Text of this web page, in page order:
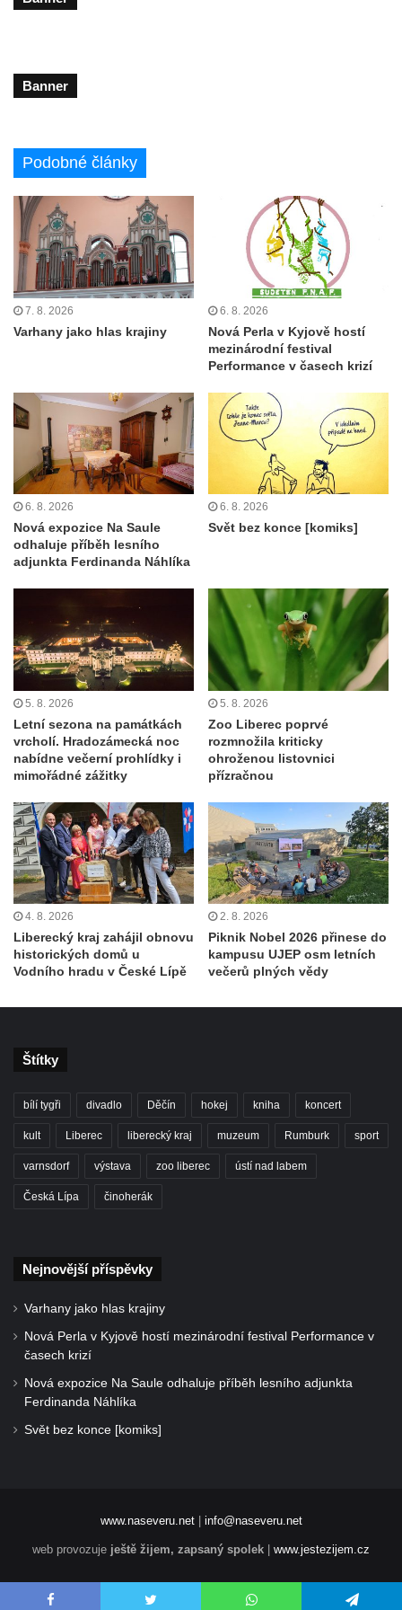
Banner
Podobné články
7. 8. 2026
Varhany jako hlas krajiny
6. 8. 2026
Nová Perla v Kyjově hostí
mezinárodní festival
Performance v časech krizí
6. 8. 2026
Nová expozice Na Saule
odhaluje příběh lesního
adjunkta Ferdinanda Náhlíka
6. 8. 2026
Svět bez konce [komiks]
5. 8. 2026
Letní sezona na památkách
vrcholí. Hradozámecká noc
nabídne večerní prohlídky i
mimořádné zážitky
5. 8. 2026
Zoo Liberec poprvé
rozmnožila kriticky
ohroženou listovnici
přízračnou
4. 8. 2026
Liberecký kraj zahájil obnovu
historických domů u
Vodního hradu v České Lípě
2. 8. 2026
Piknik Nobel 2026 přinese do
kampusu UJEP osm letních
večerů plných vědy
Štítky
bílí tygři divadlo Děčín hokej kniha koncert
kult Liberec liberecký kraj muzeum Rumburk sport
varnsdorf výstava zoo liberec ústí nad labem
Česká Lípa činoherák
Nejnovější příspěvky
Varhany jako hlas krajiny
Nová Perla v Kyjově hostí mezinárodní festival Performance v
časech krizí
Nová expozice Na Saule odhaluje příběh lesního adjunkta
Ferdinanda Náhlíka
Svět bez konce [komiks]
www.naseveru.net| info@naseveru.net
web provozuje ještě žijem, zapsaný spolek www.jestezijem.cz